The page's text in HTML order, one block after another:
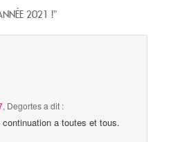
2021 !”
, Degortesa dit :
a toutes et tous.